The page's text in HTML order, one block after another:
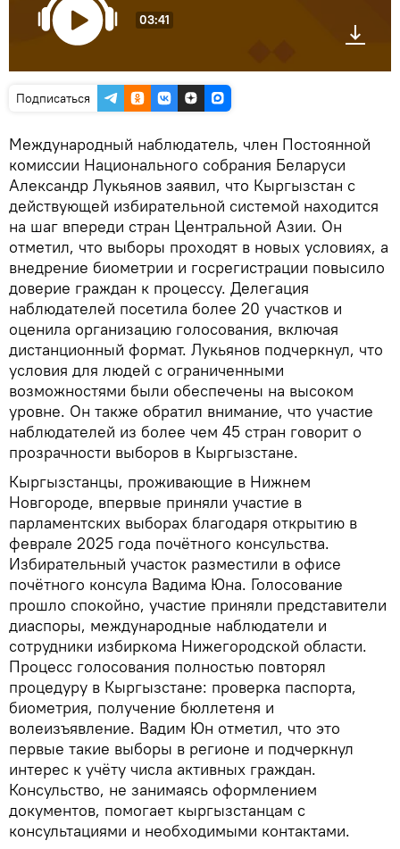
03:41
Подписаться
Международный наблюдатель, член Постоянной
комиссии Национального собрания Беларуси
Александр Лукьянов заявил, что Кыргызстан с
действующей избирательной системой находится
на шаг впереди стран Центральной Азии. Он
отметил, что выборы проходят в новых условиях, а
внедрение биометрии и госрегистрации повысило
доверие граждан к процессу. Делегация
наблюдателей посетила более 20 участков и
оценила организацию голосования, включая
дистанционный формат. Лукьянов подчеркнул, что
условия для людей с ограниченными
возможностями были обеспечены на высоком
уровне. Он также обратил внимание, что участие
наблюдателей из более чем 45 стран говорит о
прозрачности выборов в Кыргызстане.
Кыргызстанцы, проживающие в Нижнем
Новгороде, впервые приняли участие в
парламентских выборах благодаря открытию в
феврале 2025 года почётного консульства.
Избирательный участок разместили в офисе
почётного консула Вадима Юна. Голосование
прошло спокойно, участие приняли представители
диаспоры, международные наблюдатели и
сотрудники избиркома Нижегородской области.
Процесс голосования полностью повторял
процедуру в Кыргызстане: проверка паспорта,
биометрия, получение бюллетеня и
волеизъявление. Вадим Юн отметил, что это
первые такие выборы в регионе и подчеркнул
интерес к учёту числа активных граждан.
Консульство, не занимаясь оформлением
документов, помогает кыргызстанцам с
консультациями и необходимыми контактами.